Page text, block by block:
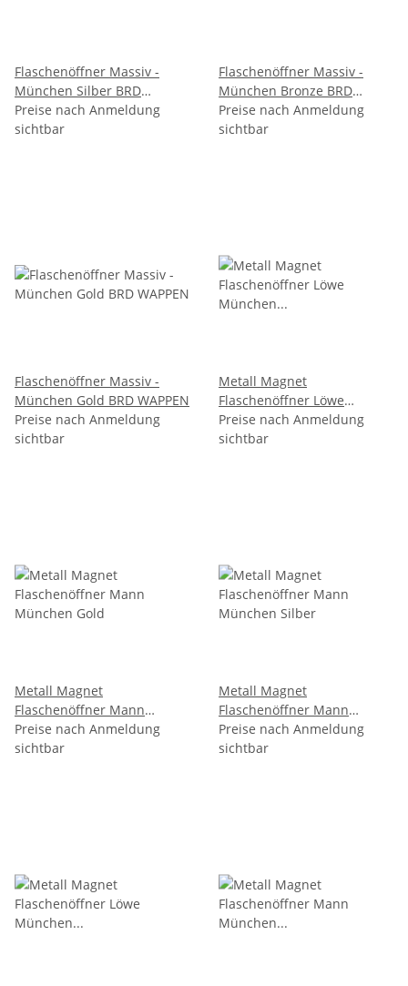
Flaschenöffner Massiv -
München Silber BRD
WAPPEN
Preise nach Anmeldung
sichtbar
Flaschenöffner Massiv -
München Bronze BRD
WAPPEN
Preise nach Anmeldung
sichtbar
Flaschenöffner Massiv -
München Gold BRD WAPPEN
Preise nach Anmeldung
sichtbar
Metall Magnet
Flaschenöffner Löwe
München Gold
Preise nach Anmeldung
sichtbar
Metall Magnet
Flaschenöffner Mann
München Gold
Preise nach Anmeldung
sichtbar
Metall Magnet
Flaschenöffner Mann
München Silber
Preise nach Anmeldung
sichtbar